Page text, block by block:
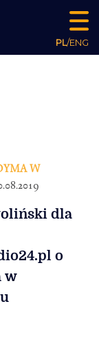
PL/ENG
W
dla
o
w